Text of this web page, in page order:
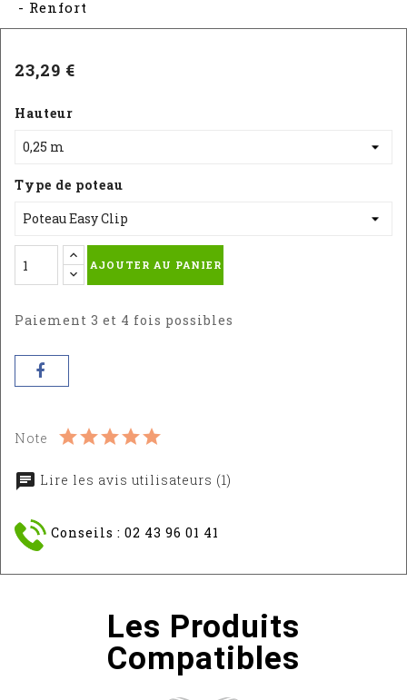
- Renfort
23,29 €
Hauteur
Type de poteau
AJOUTER AU PANIER
Paiement 3 et 4 fois possibles
Note
Lire les avis utilisateurs (1)
Conseils : 02 43 96 01 41
Les Produits
Compatibles